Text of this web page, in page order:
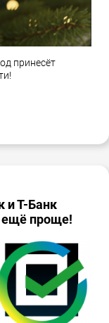
принесёт
и Т-Банк
ещё проще!